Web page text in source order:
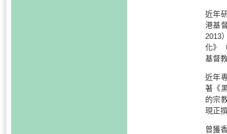
近年
港基
2013
化》
基督
近年
著《
的宗
現正
曾獲